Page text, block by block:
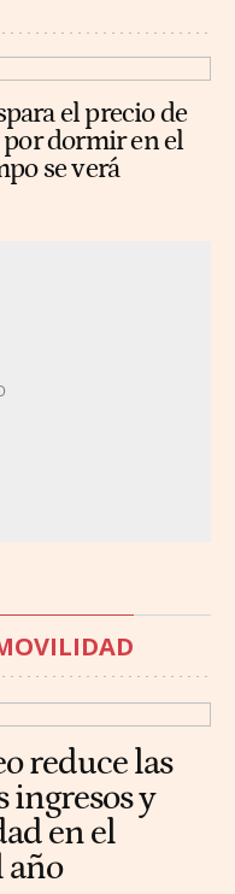
el precio de
dormir en el
se verá
reduce las
ingresos y
en el
año